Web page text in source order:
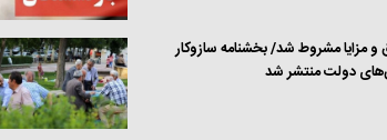
مزایا مشروط شد/ بخشنامه سازوکار
دولت منتشر شد